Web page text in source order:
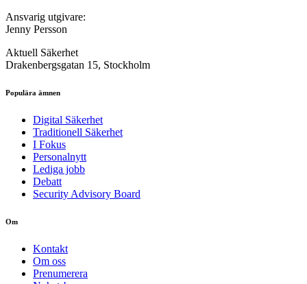
Ansvarig utgivare:
Jenny Persson
Aktuell Säkerhet
Drakenbergsgatan 15, Stockholm
Populära ämnen
Digital Säkerhet
Traditionell Säkerhet
I Fokus
Personalnytt
Lediga jobb
Debatt
Security Advisory Board
Om
Kontakt
Om oss
Prenumerera